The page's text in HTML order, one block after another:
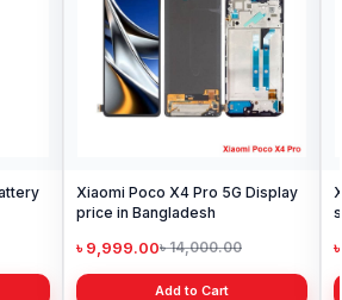
Xiaomi Poco X4 Pro 5G Display
price in Bangladesh
৳ 9,999.00৳ 14,000.00
Add to Cart